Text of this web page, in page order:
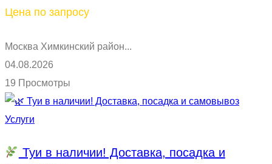
Цена по запросу
Москва Химкинский район...
04.08.2026
19 Просмотры
Услуги
Туи в наличии! Доставка, посадка и